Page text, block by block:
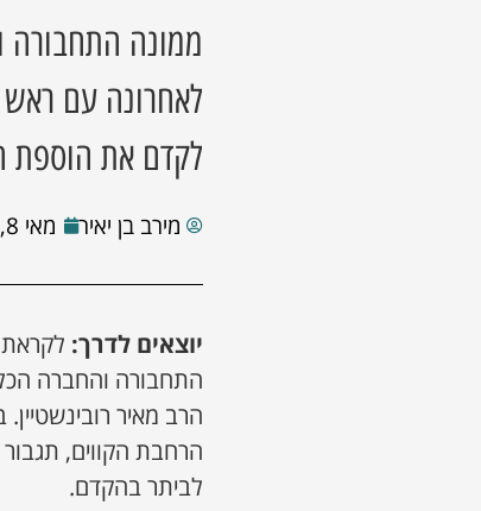
ממונה התחבורה
לאחרונה עם ראש
לקדם את הוספת
מירב בן יאיר מאי 8, 2024
יוצאים לדרך:
התחבורה והחברה
הרב מאיר
הרחבת הקווים,
לביתר בהקדם.